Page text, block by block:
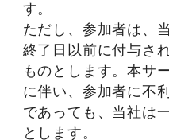
す。
ただし、参加者は、
終了日以前に付与さ
ものとします。本サ
に伴い、参加者に不
であっても、当社は
とします。